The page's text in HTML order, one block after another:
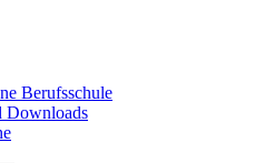
Berufsschule
Downloads